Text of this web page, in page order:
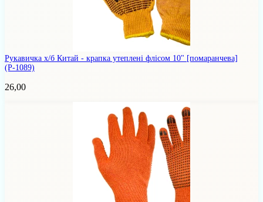
Рукавичка х/б Китай - крапка утеплені флісом 10" [помаранчева]
(Р-1089)
26,00